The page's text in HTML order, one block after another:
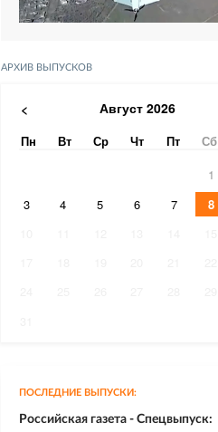
АРХИВ ВЫПУСКОВ
< Август 2026
Пн Вт Ср Чт Пт Сб
1
3
4 5 6 7 8
ПОСЛЕДНИЕ ВЫПУСКИ:
Российская газета - Спецвыпуск: